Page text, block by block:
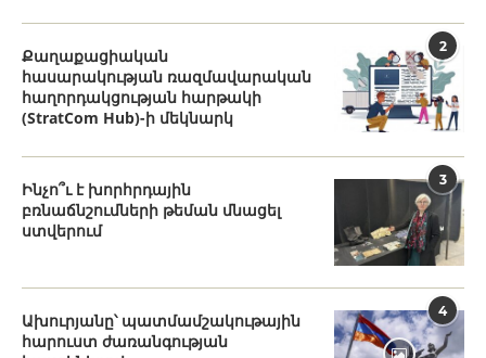
2
Քաղաքացիական
հասարակության ռազմավարական
հաղորդակցության հարթակի
(StratCom Hub)-ի մեկնարկ
3
Ինչո՞ւ է խորհրդային
բռնաճնշումների թեման մնացել
ստվերում
4
Ախուրյանը՝ պատմամշակութային
հարուստ ժառանգության